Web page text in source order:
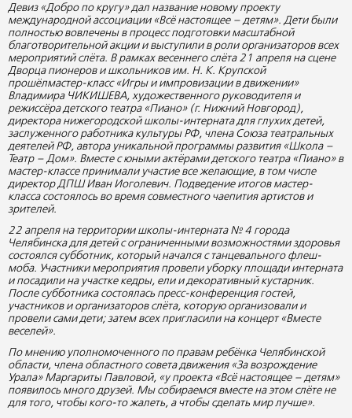
Девиз «Добро по кругу» дал название новому проекту
международной ассоциации «Всё настоящее – детям». Дети были
полностью вовлечены в процесс подготовки масштабной
благотворительной акции и выступили в роли организаторов всех
мероприятий слёта. В рамках весеннего слёта 21 апреля на сцене
Дворца пионеров и школьников им. Н. К. Крупской
прошёлмастер-класс «Игры и импровизации в движении»
Владимира ЧИКИШЕВА, художественного руководителя и
режиссёра детского театра «Пиано» (г. Нижний Новгород),
директора нижегородской школы-интерната для глухих детей,
заслуженного работника культуры РФ, члена Союза театральных
деятелей РФ, автора уникальной программы развития «Школа –
Театр – Дом». Вместе с юными актёрами детского театра «Пиано» в
мастер-классе принимали участие все желающие, в том числе
директор ДПШ Иван Иоголевич. Подведение итогов мастер-
класса состоялось во время совместного чаепития артистов и
зрителей.
22 апреля на территории школы-интерната № 4 города
Челябинска для детей с ограниченными возможностями здоровья
состоялся субботник, который начался с танцевального флеш-
моба. Участники мероприятия провели уборку площади интерната
и посадили на участке кедры, ели и декоративный кустарник.
После субботника состоялась пресс-конференция гостей,
участников и организаторов слёта, которую организовали и
провели сами дети; затем всех пригласили на концерт «Вместе
веселей».
По мнению уполномоченного по правам ребёнка Челябинской
области, члена областного совета движения «За возрождение
Урала» Маргариты Павловой, «у проекта «Всё настоящее – детям»
появилось много друзей. Мы собираемся вместе на этом слёте не
для того, чтобы кого-то жалеть, а чтобы сделать мир лучше».